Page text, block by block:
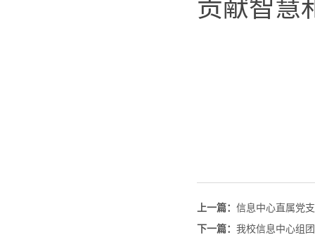
贡献智慧
上一篇： 信息中心直属党
下一篇： 我校信息中心组